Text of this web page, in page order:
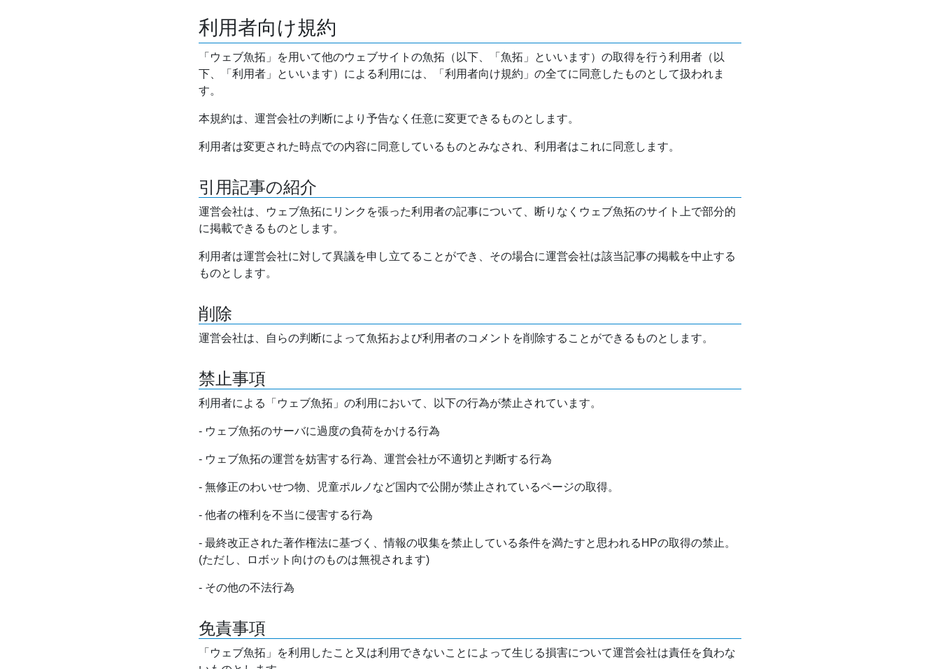
利用者向け規約
「ウェブ魚拓」を用いて他のウェブサイトの魚拓（以下、「魚拓」といいます）の取得を行う利用者（以
下、「利用者」といいます）による利用には、「利用者向け規約」の全てに同意したものとして扱われま
す。
本規約は、運営会社の判断により予告なく任意に変更できるものとします。
利用者は変更された時点での内容に同意しているものとみなされ、利用者はこれに同意します。
引用記事の紹介
運営会社は、ウェブ魚拓にリンクを張った利用者の記事について、断りなくウェブ魚拓のサイト上で部分的
に掲載できるものとします。
利用者は運営会社に対して異議を申し立てることができ、その場合に運営会社は該当記事の掲載を中止する
ものとします。
削除
運営会社は、自らの判断によって魚拓および利用者のコメントを削除することができるものとします。
禁止事項
利用者による「ウェブ魚拓」の利用において、以下の行為が禁止されています。
- ウェブ魚拓のサーバに過度の負荷をかける行為
- ウェブ魚拓の運営を妨害する行為、運営会社が不適切と判断する行為
- 無修正のわいせつ物、児童ポルノなど国内で公開が禁止されているページの取得。
- 他者の権利を不当に侵害する行為
- 最終改正された著作権法に基づく、情報の収集を禁止している条件を満たすと思われるHPの取得の禁止。
(ただし、ロボット向けのものは無視されます)
- その他の不法行為
免責事項
「ウェブ魚拓」を利用したこと又は利用できないことによって生じる損害について運営会社は責任を負わな